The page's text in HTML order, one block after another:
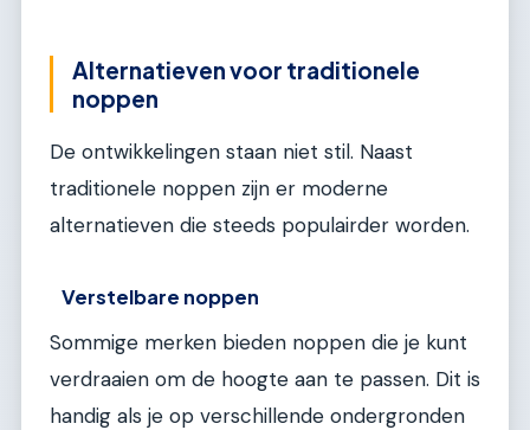
Alternatieven voor traditionele
noppen
De ontwikkelingen staan niet stil. Naast
traditionele noppen zijn er moderne
alternatieven die steeds populairder worden.
Verstelbare noppen
Sommige merken bieden noppen die je kunt
verdraaien om de hoogte aan te passen. Dit is
handig als je op verschillende ondergronden